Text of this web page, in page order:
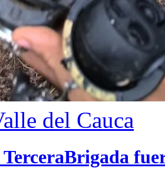
del Cauca